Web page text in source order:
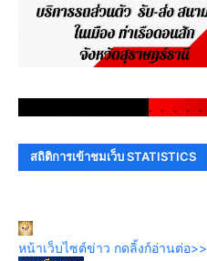
. . . . .
สถิติการเข้าชมเว็บ STATISTICS
หน้าเว็บไซต์ข่าว กดลิ้งก์อ่านต่อ>>